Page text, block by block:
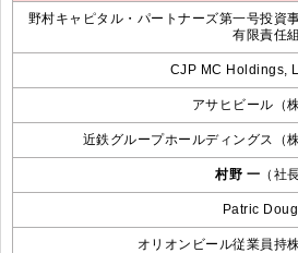
野村キャピタル・パートナーズ第一号投資
有限責任
CJP MC Holdings,
アサヒビール（株
近鉄グループホールディングス（株
村野 一 （社
Patric
オリオンビール従業員持